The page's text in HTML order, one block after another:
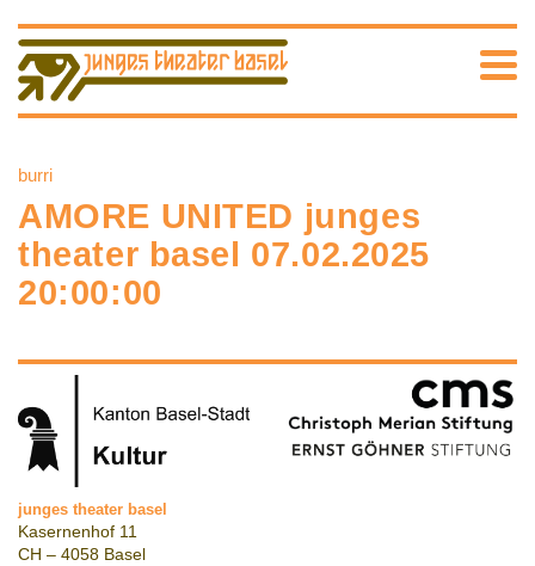
burri
AMORE UNITED junges
theater basel 07.02.2025
20:00:00
junges theater basel
Kasernenhof 11
CH – 4058 Basel